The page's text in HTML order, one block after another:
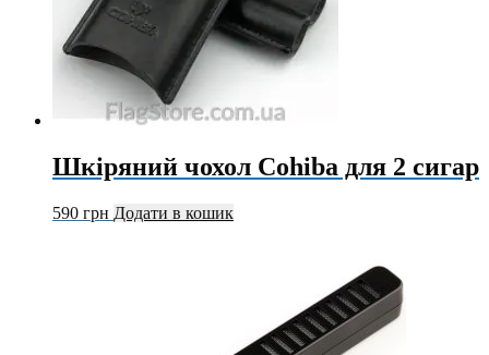
Шкіряний чохол Cohiba для 2 сигар
590 грн Додати в кошик